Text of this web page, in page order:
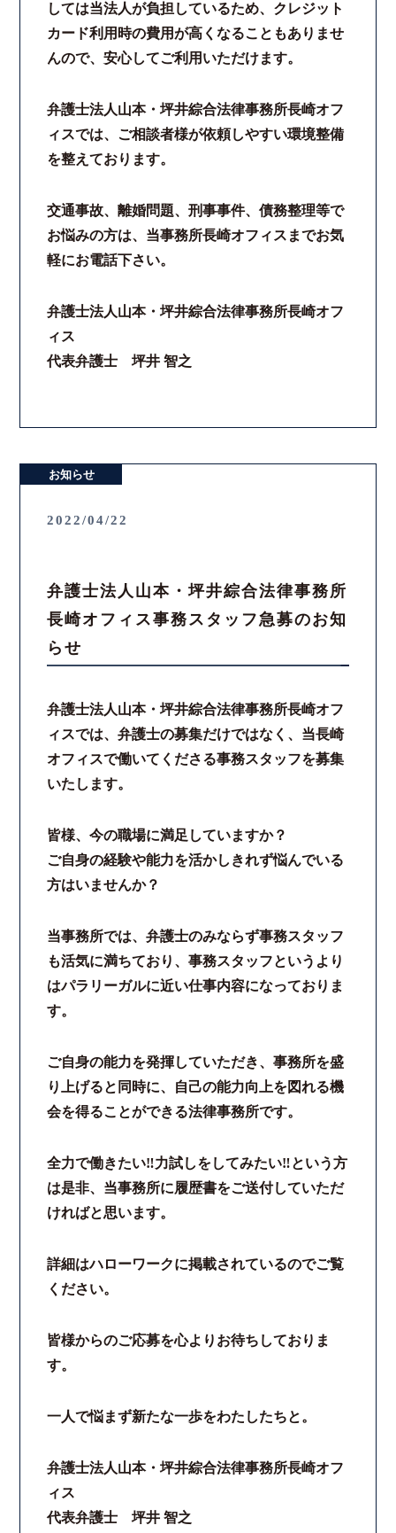
よくあるご質問
お知らせ
法律相談コラム
衛生対策の強化
資料ダウンロード
お問い合わせフォーム
プライバシーポリシー
しては当法人が負担しているため、クレジット
カード利用時の費用が高くなることもありませ
んので、安心してご利用いただけます。
弁護士法人山本・坪井綜合法律事務所長崎オフ
ィスでは、ご相談者様が依頼しやすい環境整備
を整えております。
交通事故、離婚問題、刑事事件、債務整理等で
お悩みの方は、当事務所長崎オフィスまでお気
軽にお電話下さい。
弁護士法人山本・坪井綜合法律事務所長崎オフ
ィス
代表弁護士 坪井 智之
お知らせ
2022/04/22
弁護士法人山本・坪井綜合法律事務所
長崎オフィス事務スタッフ急募のお知
らせ
弁護士法人山本・坪井綜合法律事務所長崎オフ
ィスでは、弁護士の募集だけではなく、当長崎
オフィスで働いてくださる事務スタッフを募集
いたします。
皆様、今の職場に満足していますか？
ご自身の経験や能力を活かしきれず悩んでいる
方はいませんか？
当事務所では、弁護士のみならず事務スタッフ
も活気に満ちており、事務スタッフというより
はパラリーガルに近い仕事内容になっておりま
す。
ご自身の能力を発揮していただき、事務所を盛
り上げると同時に、自己の能力向上を図れる機
会を得ることができる法律事務所です。
全力で働きたい‼力試しをしてみたい‼という方
は是非、当事務所に履歴書をご送付していただ
ければと思います。
詳細はハローワークに掲載されているのでご覧
ください。
皆様からのご応募を心よりお待ちしておりま
す。
一人で悩まず新たな一歩をわたしたちと。
弁護士法人山本・坪井綜合法律事務所長崎オフ
ィス
代表弁護士 坪井 智之